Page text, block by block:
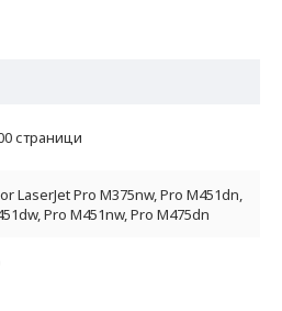
страници
LaserJet Pro M375nw, Pro M451dn,
Pro M451nw, Pro M475dn